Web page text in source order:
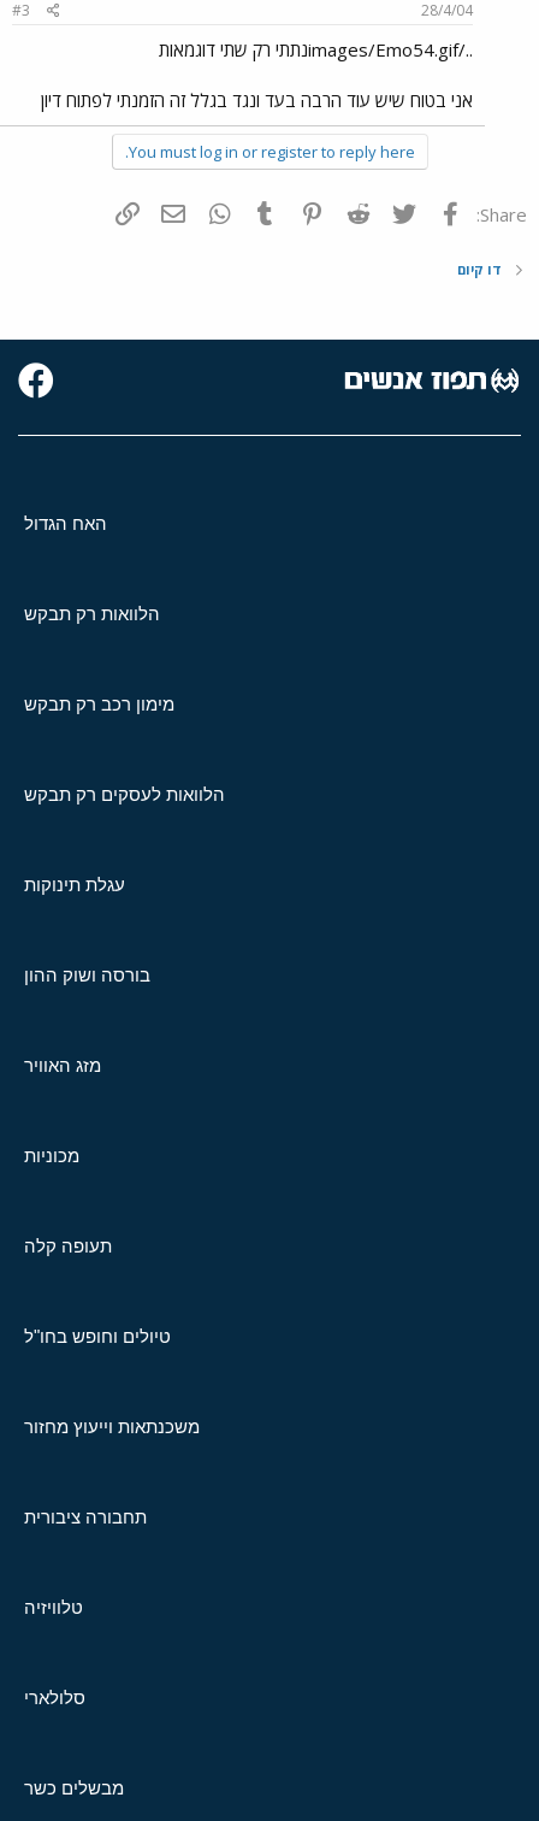
28/4/04
#3
../images/Emo54.gifנתתי רק שתי דוגמאות
אני בטוח שיש עוד הרבה בעד ונגד בגלל זה הזמנתי לפתוח דיון
You must log in or register to reply here.
Share: פייסבוק Twitter
Reddit
Pinterest
Tumblr
WhatsAppדואר אלקטרוני
דו קיום
האח הגדול
הלוואות רק תבקש
מימון רכב רק תבקש
הלוואות לעסקים רק תבקש
עגלת תינוקות
בורסה ושוק ההון
מזג האוויר
מכוניות
תעופה קלה
טיולים וחופש בחו"ל
משכנתאות וייעוץ מחזור
תחבורה ציבורית
טלוויזיה
סלולארי
מבשלים כשר